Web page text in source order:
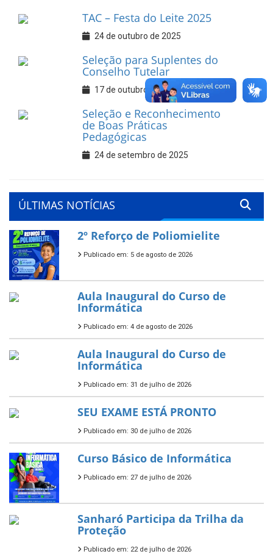
TAC – Festa do Leite 2025
24 de outubro de 2025
Seleção para Suplentes do
Conselho Tutelar
17 de outubro de 2025
Seleção e Reconhecimento
de Boas Práticas
Pedagógicas
24 de setembro de 2025
ÚLTIMAS NOTÍCIAS
2º Reforço de Poliomielite
Publicado em: 5 de agosto de 2026
Aula Inaugural do Curso de
Informática
Publicado em: 4 de agosto de 2026
Aula Inaugural do Curso de
Informática
Publicado em: 31 de julho de 2026
SEU EXAME ESTÁ PRONTO
Publicado em: 30 de julho de 2026
Curso Básico de Informática
Publicado em: 27 de julho de 2026
Sanharó Participa da Trilha da
Proteção
Publicado em: 22 de julho de 2026